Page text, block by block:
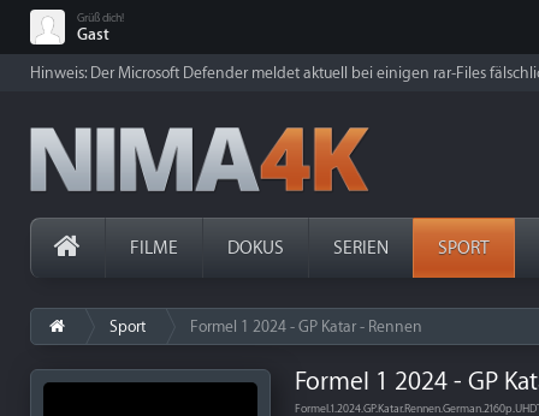
Grüß dich!
Gast
Hinweis: Der Microsoft Defender meldet aktuell bei einigen rar-Files
FILME DOKUS SERIEN SPORT
Sport Formel 1 2024 - GP Katar - Rennen
Formel 1 2024 - GP